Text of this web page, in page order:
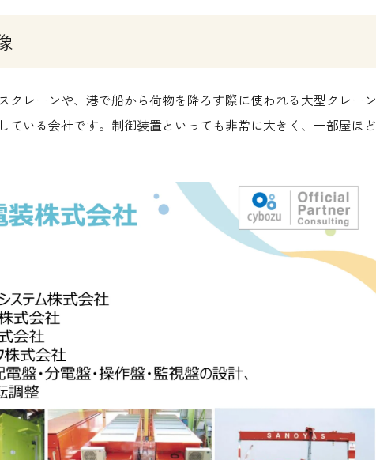
クレーンや、港で船から荷物を降ろす際に使われる大型クレーン
ている会社です。制御装置といっても非常に大きく、一部屋ほど